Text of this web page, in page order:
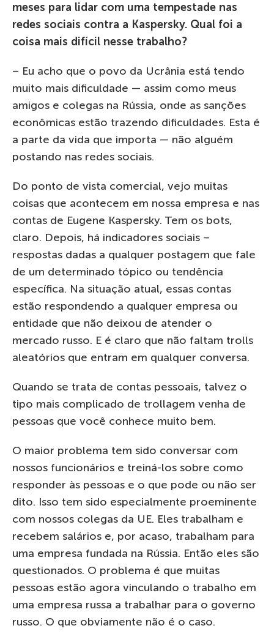
meses para lidar com uma tempestade nas
redes sociais contra a Kaspersky. Qual foi a
coisa mais difícil nesse trabalho?
– Eu acho que o povo da Ucrânia está tendo
muito mais dificuldade — assim como meus
amigos e colegas na Rússia, onde as sanções
econômicas estão trazendo dificuldades. Esta é
a parte da vida que importa — não alguém
postando nas redes sociais.
Do ponto de vista comercial, vejo muitas
coisas que acontecem em nossa empresa e nas
contas de Eugene Kaspersky. Tem os bots,
claro. Depois, há indicadores sociais –
respostas dadas a qualquer postagem que fale
de um determinado tópico ou tendência
específica. Na situação atual, essas contas
estão respondendo a qualquer empresa ou
entidade que não deixou de atender o
mercado russo. E é claro que não faltam trolls
aleatórios que entram em qualquer conversa.
Quando se trata de contas pessoais, talvez o
tipo mais complicado de trollagem venha de
pessoas que você conhece muito bem.
O maior problema tem sido conversar com
nossos funcionários e treiná-los sobre como
responder às pessoas e o que pode ou não ser
dito. Isso tem sido especialmente proeminente
com nossos colegas da UE. Eles trabalham e
recebem salários e, por acaso, trabalham para
uma empresa fundada na Rússia. Então eles são
questionados. O problema é que muitas
pessoas estão agora vinculando o trabalho em
uma empresa russa a trabalhar para o governo
russo. O que obviamente não é o caso.